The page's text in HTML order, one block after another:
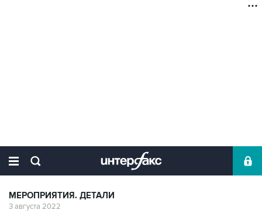
МЕРОПРИЯТИЯ. ДЕТАЛИ
3 августа 2022